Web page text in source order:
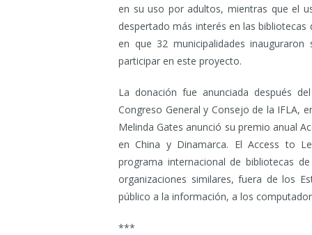
en su uso por adultos, mientras que el
despertado más interés en las
en que 32 municipalidades
participar en este proyecto.
La donación fue anunciada después
Congreso General y Consejo de la IFLA,
Melinda Gates anunció su premio anual
en China y Dinamarca. El Access to
programa internacional de bibliotecas
organizaciones similares, fuera de los
público a la información, a los
***